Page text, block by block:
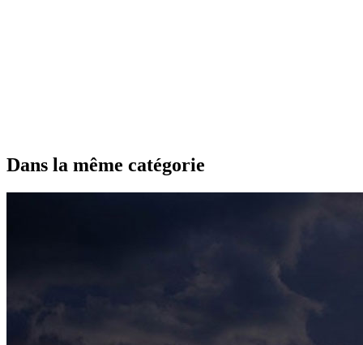
Dans la même catégorie